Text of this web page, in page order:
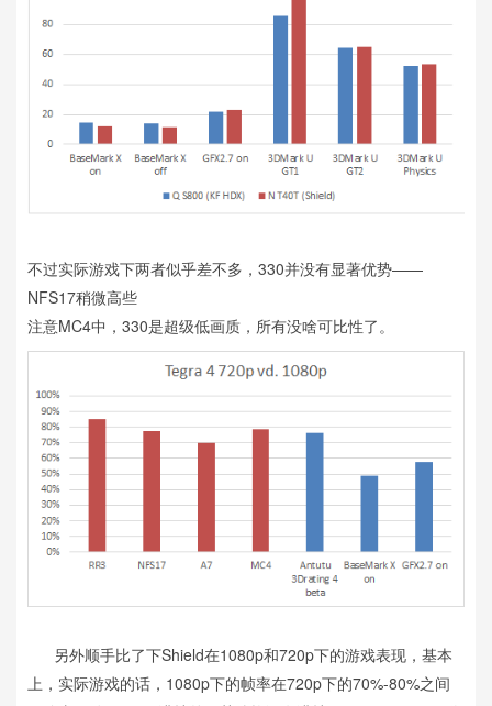
不过实际游戏下两者似乎差不多，330并没有显著优势——
NFS17稍微高些
注意MC4中，330是超级低画质，所有没啥可比性了。
另外顺手比了下Shield在1080p和720p下的游戏表现，基本
上，实际游戏的话，1080p下的帧率在720p下的70%-80%之间